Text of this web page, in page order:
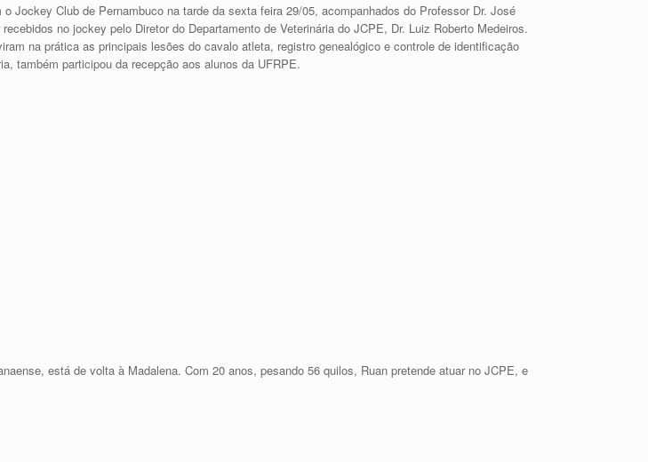
Jockey Club de Pernambuco na tarde da sexta feira 29/05, acompanhados do Professor Dr. José
no jockey pelo Diretor do Departamento de Veterinária do JCPE, Dr. Luiz Roberto Medeiros.
na prática as principais lesões do cavalo atleta, registro genealógico e controle de identificação
também participou da recepção aos alunos da UFRPE.
está de volta à Madalena. Com 20 anos, pesando 56 quilos, Ruan pretende atuar no JCPE, e